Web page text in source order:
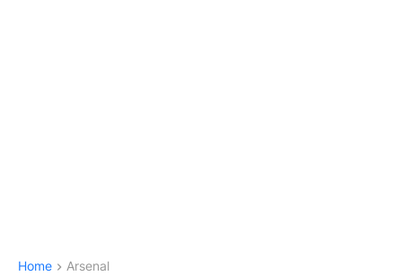
Home Arsenal